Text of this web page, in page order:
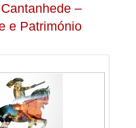
–
e Património